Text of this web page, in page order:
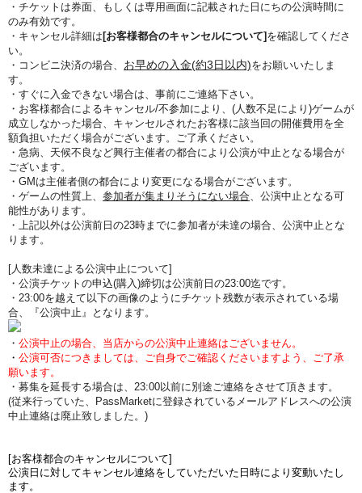
・チケットは券面、もしくは専用画面に記載された日にちの公演時間に
のみ有効です。
・キャンセル詳細は [お客様都合のキャンセルについて] を確認してくださ
い。
・コンビニ決済の場合、 お早めの入金(約3日以内)をお願いいたしま
す。
・すぐに入金できない場合は、事前にご連絡下さい。
・お客様都合によるキャンセル/不参加により、(人数不足により)ゲームが
成立しなかった場合、キャンセルされたお客様に該当回の開催費用を全
額負担いただく場合がございます。ご了承ください。
・急病、天候不良など興行主催者の都合により公演が中止となる場合が
ございます。
・GMは主催者側の都合により変更になる場合がございます。
・ゲームの性質上、 参加者が集まりそうにない場合、公演中止となる可
能性があります。
・上記以外は公演前日の23時までに参加者が未達の場合、公演中止とな
ります。
[人数未達による公演中止について]
・公演チケットの申込(購入)締切は公演前日の23:00迄です。
・23:00を越えて以下の画像のようにチケット残数が表示されている場
合、『公演中止』となります。
・ 公演中止の場合、当店からの公演中止連絡はございません。
・ 公演可否につきましては、ご自身でご確認くださいますよう、ご了承
願います。
・募集を延長する場合は、23:00以前に別途ご連絡をさせて頂きます。
(従来行っていた、PassMarketに登録されているメールアドレスへの公演
中止連絡は廃止致しました。)
[お客様都合のキャンセルについて]
公演日に対してキャンセル連絡をしていただいた日時により変動いたし
ます。